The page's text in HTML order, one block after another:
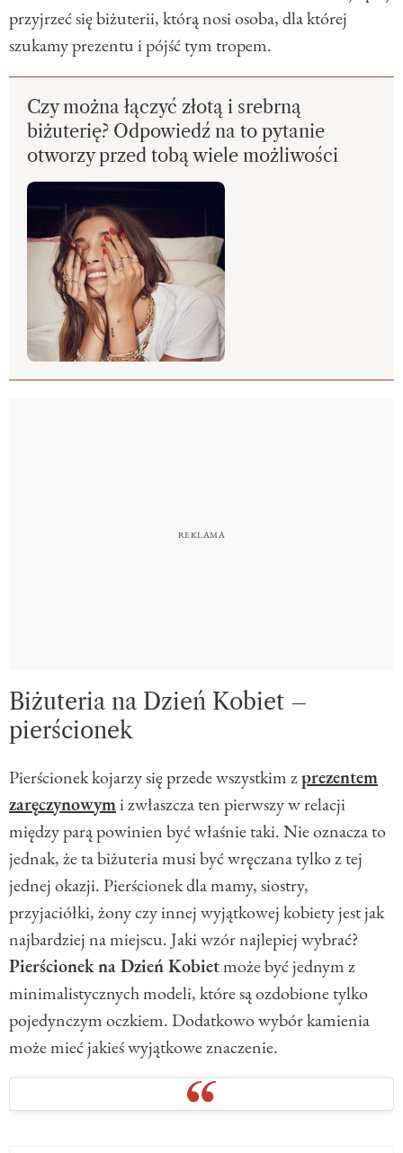
przyjrzeć się biżuterii, którą nosi osoba, dla której
szukamy prezentu i pójść tym tropem.
Czy można łączyć złotą i srebrną
biżuterię? Odpowiedź na to pytanie
otworzy przed tobą wiele możliwości
Biżuteria na Dzień Kobiet –
pierścionek
Pierścionek kojarzy się przede wszystkim zprezentem
zaręczynowymi zwłaszcza ten pierwszy w relacji
między parą powinien być właśnie taki. Nie oznacza to
jednak, że ta biżuteria musi być wręczana tylko z tej
jednej okazji. Pierścionek dla mamy, siostry,
przyjaciółki, żony czy innej wyjątkowej kobiety jest jak
najbardziej na miejscu. Jaki wzór najlepiej wybrać?
Pierścionek na Dzień Kobietmoże być jednym z
minimalistycznych modeli, które są ozdobione tylko
pojedynczym oczkiem. Dodatkowo wybór kamienia
może mieć jakieś wyjątkowe znaczenie.